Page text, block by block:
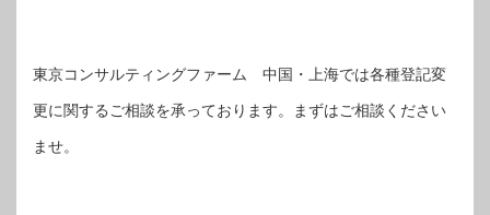
東京コンサルティングファーム 中国・上海では各種登記変
更に関するご相談を承っております。まずはご相談ください
ませ。